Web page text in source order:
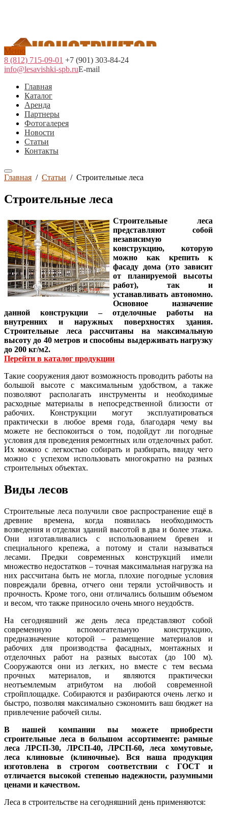
Меню
8 (812) 715-09-01 +7 (901) 303-84-24
info@lesavishki-spb.ruE-mail
Главная
Каталог
Аренда
Партнеры
Фотогалерея
Новости
Статьи
Контакты
Главная / Статьи / Строительные леса
Строительные леса
Строительные леса
представляют собой
независимую
конструкцию, которую
можно как крепить к
фасаду дома (это зависит
от планируемой высоты
работ), так и
устанавливать автономно.
Основное назначение
данной конструкции – отделочные работы на
внутренних и наружных поверхностях здания.
Строительные леса рассчитаны на максимальную
высоту до 40 метров и способны выдерживать нагрузку
до 200 кг/м2.
Перейти в каталог продукции
Такие сооружения дают возможность проводить работы на
большой высоте с максимальным удобством, а также
позволяют располагать инструменты и необходимые
расходные материалы в непосредственной близости от
рабочих. Конструкции могут эксплуатироваться
практически в любое время года, благодаря чему вы
можете не беспокоиться о том, подойдут ли погодные
условия для проведения ремонтных или отделочных работ.
Их можно с легкостью собирать и разбирать, ввиду чего
можно с успехом использовать многократно на разных
строительных объектах.
Виды лесов
Строительные леса получили свое распространение ещё в
древние времена, когда появилась необходимость
возведения и отделки зданий высотой в два и более этажа.
Они изготавливались с использованием бревен и
специального крепежа, а потому и стали называться
лесами. Предки современных конструкций имели
множество недостатков – точная максимальная нагрузка на
них рассчитана быть не могла, плохие погодные условия
повреждали бревна, отчего они теряли устойчивость и
прочность. Кроме того, они отличались большим объемом
и весом, что также приносило очень много неудобств.
На сегодняшний же день леса представляют собой
современную вспомогательную конструкцию,
предназначение которой – размещение материалов и
рабочих для производства фасадных, монтажных и
отделочных работ на разных высотах (до 100 м).
Сооружаются они из легких, но вместе с тем весьма
прочных материалов, и являются практически
неотъемлемым атрибутом на любой современной
стройплощадке. Собираются и разбираются очень легко и
быстро, позволяя максимально сэкономить ваш бюджет на
привлечение рабочей силы.
В нашей компании вы можете приобрести
строительные леса в большом ассортименте: рамные
леса ЛРСП-30, ЛРСП-40, ЛРСП-60, леса хомутовые,
леса клиновые (клиночные). Вся наша продукция
изготовлена в строгом соответствии с ГОСТ и
отличается высокой степенью надежности, разумными
ценами и качеством.
Леса в строительстве на сегодняшний день применяются: